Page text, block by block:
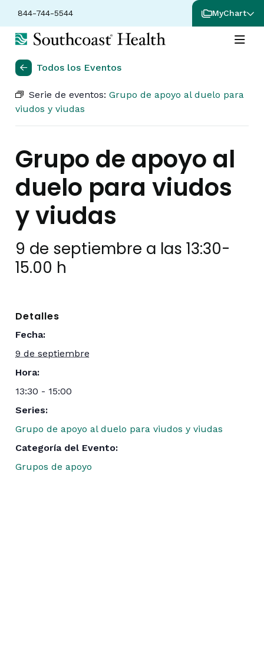
844-744-5544 MyChart
Todos los Eventos
Serie de eventos: Grupo de apoyo al duelo para
viudos y viudas
Grupo de apoyo al
duelo para viudos
y viudas
9 de septiembre a las 13:30-
15.00 h
Detalles
Fecha:
9 de septiembre
Hora:
13:30 - 15:00
Series:
Grupo de apoyo al duelo para viudos y viudas
Categoría del Evento:
Grupos de apoyo